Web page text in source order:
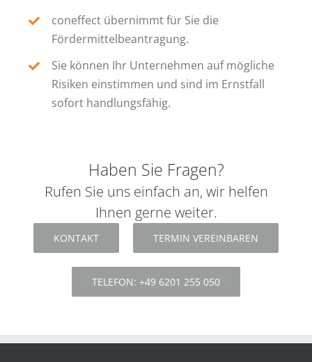
coneffect übernimmt für Sie die
Fördermittelbeantragung.
Sie können Ihr Unternehmen auf mögliche
Risiken einstimmen und sind im Ernstfall
sofort handlungsfähig.
Haben Sie Fragen?
Rufen Sie uns einfach an, wir helfen
Ihnen gerne weiter.
KONTAKT TERMIN VEREINBAREN
TELEFON: +49 6201 255 050